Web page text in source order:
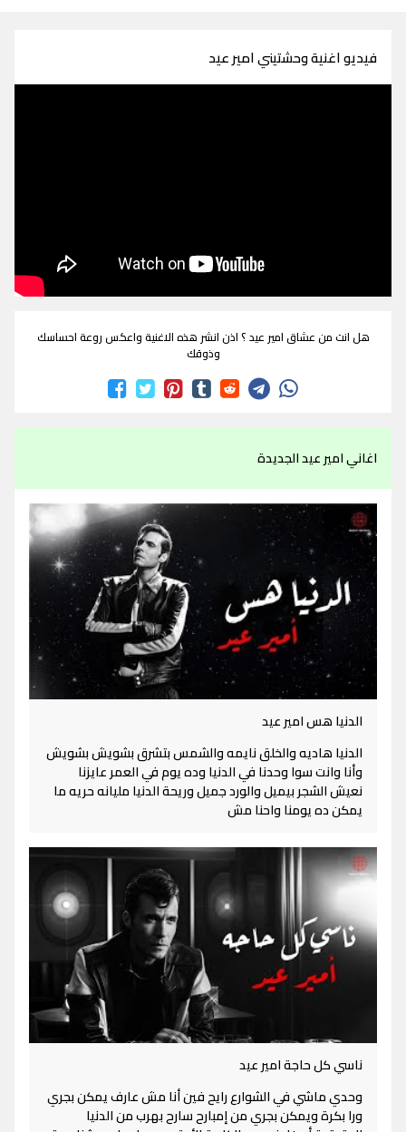
فيديو اغنية وحشتيني امير عيد
هل انت من عشاق امير عيد ؟ اذن انشر هذه الاغنية واعكس روعة احساسك
وذوقك
اغاني امير عيد الجديدة
الدنيا هس امير عيد
الدنيا هاديه والخلق نايمه والشمس بتشرق بشويش بشويش
وأنا وانت سوا وحدنا في الدنيا وده يوم في العمر عايزنا
نعيش الشجر بيميل والورد جميل وريحة الدنيا مليانه حريه ما
يمكن ده يومنا واحنا مش
ناسي كل حاجة امير عيد
وحدي ماشي في الشوارع رايح فين أنا مش عارف يمكن بجري
ورا بكرة ويمكن بجري من إمبارح سارح بهرب من الدنيا